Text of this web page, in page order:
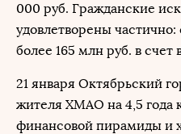
000 руб. Гражданские
удовлетворены
более 165 млн руб. в
21 января Октябрьский
жителя ХМАО на 4,5 года
финансовой пирамиды и